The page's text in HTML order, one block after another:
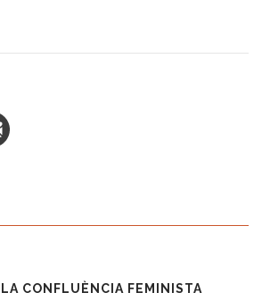
CONFLUÈNCIA FEMINISTA